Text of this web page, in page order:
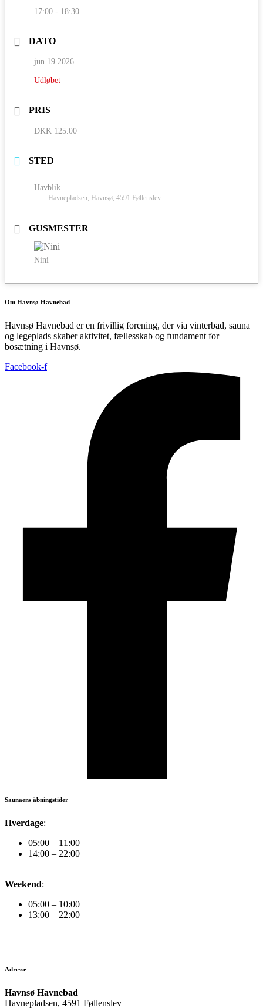
17:00 - 18:30
DATO
jun 19 2026
Udløbet
PRIS
DKK 125.00
STED
Havblik
Havnepladsen, Havnsø, 4591 Føllenslev
GUSMESTER
Nini
Om Havnsø Havnebad
Havnsø Havnebad er en frivillig forening, der via vinterbad, sauna
og legeplads skaber aktivitet, fællesskab og fundament for
bosætning i Havnsø.
Facebook-f
Saunaens åbningstider
Hverdage:
05:00 – 11:00
14:00 – 22:00
Weekend:
05:00 – 10:00
13:00 – 22:00
Adresse
Havnsø Havnebad
Havnepladsen, 4591 Føllenslev